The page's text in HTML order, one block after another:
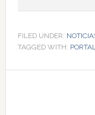
FILED UNDER:
TAGGED WITH: